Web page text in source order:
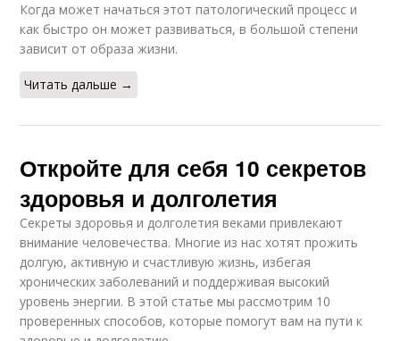
Когда может начаться этот патологический процесс и
как быстро он может развиваться, в большой степени
зависит от образа жизни.
Читать дальше →
Откройте для себя 10 секретов
здоровья и долголетия
Секреты здоровья и долголетия веками привлекают
внимание человечества. Многие из нас хотят прожить
долгую, активную и счастливую жизнь, избегая
хронических заболеваний и поддерживая высокий
уровень энергии. В этой статье мы рассмотрим 10
проверенных способов, которые помогут вам на пути к